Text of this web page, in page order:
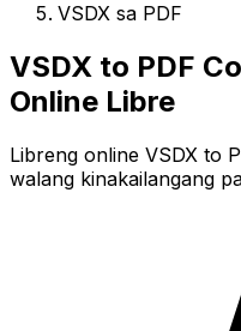
VSDX sa PDF
VSDX to PDF
Online Libre
Libreng online VSDX to
walang kinakailangang